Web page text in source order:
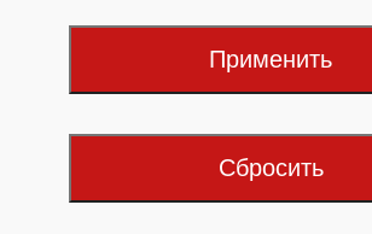
Применить
Сбросить